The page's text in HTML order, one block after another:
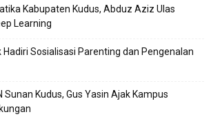
Kabupaten Kudus, Abduz Aziz Ulas
Learning
Hadiri Sosialisasi Parenting dan Pengenalan
Sunan Kudus, Gus Yasin Ajak Kampus